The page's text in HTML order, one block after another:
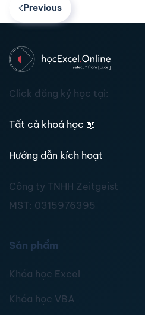
Previous
Click đăng ký học tại:
Tất cả khoá học 📖
Hướng dẫn kích hoạt
Công ty TNHH Zeitgeist
MST: 0315976395
Sản phẩm
Khóa học Excel
Khóa học VBA